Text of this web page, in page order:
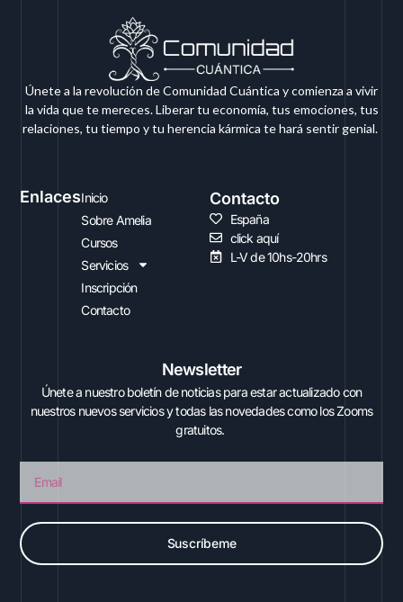
Únete a la revolución de Comunidad Cuántica y comienza a vivir
la vida que te mereces. Liberar tu economía, tus emociones, tus
relaciones, tu tiempo y tu herencia kármica te hará sentir genial.
EnlacesInicio
Sobre Amelia
Cursos
Servicios
Inscripción
Contacto
Contacto
España
click aquí
L-V de 10hs-20hrs
Newsletter
Únete a nuestro boletín de noticias para estar actualizado con
nuestros nuevos servicios y todas las novedades como los Zooms
gratuitos.
Suscríbeme